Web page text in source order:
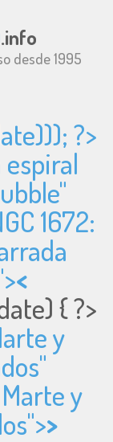
.info
desde 1995
?>
espiral
1672:
<
{ ?>
y
y
>